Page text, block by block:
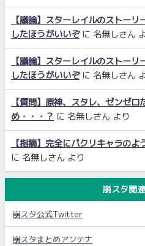
【議論】スターレイルのストー
したほうがいいぞに 名無しさん
【議論】スターレイルのストー
したほうがいいぞに 名無しさん
【質問】原神、スタレ、ゼンゼ
め・・・？ に 名無しさん より
【指摘】完全にパクリキャラの
に 名無しさん より
崩スタ関
崩スタ公式Twitter
崩スタまとめアンテナ